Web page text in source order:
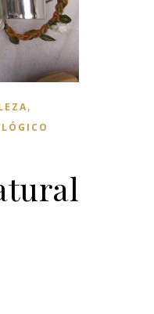
,